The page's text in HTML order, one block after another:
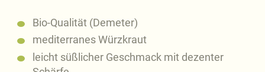
Bio-Qualität (Demeter)
mediterranes Würzkraut
leicht süßlicher Geschmack mit dezenter